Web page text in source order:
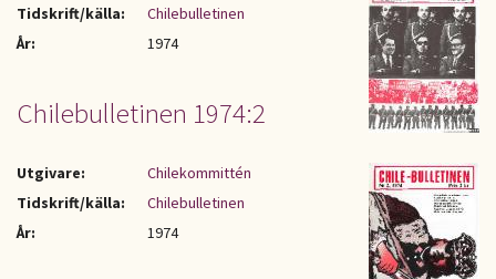
Tidskrift/källa:
Chilebulletinen
År:
1974
Chilebulletinen 1974:2
Utgivare:
Chilekommittén
Tidskrift/källa:
Chilebulletinen
År:
1974